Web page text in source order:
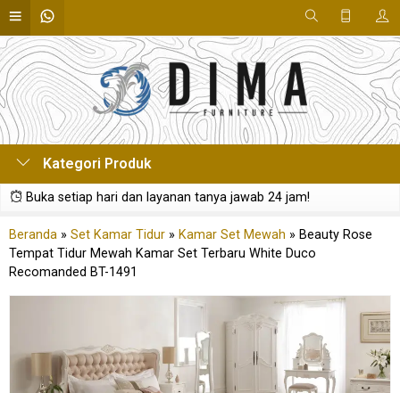
Kategori Produk
Buka setiap hari dan layanan tanya jawab 24 jam!
Beranda » Set Kamar Tidur » Kamar Set Mewah » Beauty Rose
Tempat Tidur Mewah Kamar Set Terbaru White Duco
Recomanded BT-1491